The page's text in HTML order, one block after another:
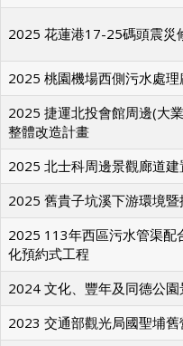
2025 花蓮港17-25碼頭震災
2025 桃園機場西側污水處理
2025 捷運北投會館周邊(大
整體改造計畫
2025 北士科周邊景觀廊道建
2025 舊貴子坑溪下游環境
2025 113年西區污水管渠配
化預約式工程
2024 文化、豐年及同德公園
2023 交通部觀光局國聖埔舊